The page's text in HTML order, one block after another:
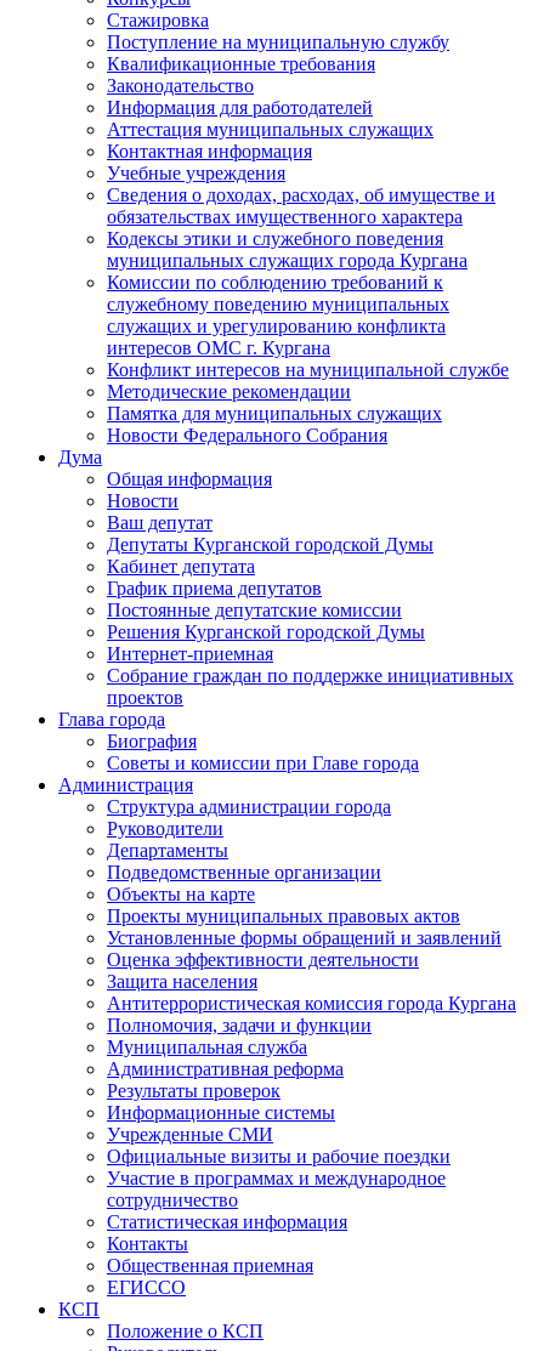
Стажировка
Поступление на муниципальную службу
Квалификационные требования
Законодательство
Информация для работодателей
Аттестация муниципальных служащих
Контактная информация
Учебные учреждения
Сведения о доходах, расходах, об имуществе и
обязательствах имущественного характера
Кодексы этики и служебного поведения
муниципальных служащих города Кургана
Комиссии по соблюдению требований к
служебному поведению муниципальных
служащих и урегулированию конфликта
интересов ОМС г. Кургана
Конфликт интересов на муниципальной службе
Методические рекомендации
Памятка для муниципальных служащих
Новости Федерального Cобрания
Дума
Общая информация
Новости
Ваш депутат
Депутаты Курганской городской Думы
Кабинет депутата
График приема депутатов
Постоянные депутатские комиссии
Решения Курганской городской Думы
Интернет-приемная
Собрание граждан по поддержке инициативных
проектов
Глава города
Биография
Советы и комиссии при Главе города
Администрация
Структура администрации города
Руководители
Департаменты
Подведомственные организации
Объекты на карте
Проекты муниципальных правовых актов
Установленные формы обращений и заявлений
Оценка эффективности деятельности
Защита населения
Антитеррористическая комиссия города Кургана
Полномочия, задачи и функции
Муниципальная служба
Административная реформа
Результаты проверок
Информационные системы
Учрежденные СМИ
Официальные визиты и рабочие поездки
Участие в программах и международное
сотрудничество
Статистическая информация
Контакты
Общественная приемная
ЕГИССО
КСП
Положение о КСП